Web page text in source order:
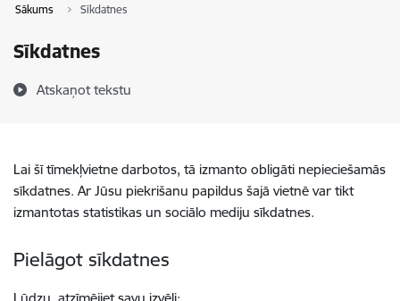
Sākums Sīkdatnes
Sīkdatnes
Atskaņot tekstu
Lai šī tīmekļvietne darbotos, tā izmanto obligāti nepieciešamās
sīkdatnes. Ar Jūsu piekrišanu papildus šajā vietnē var tikt
izmantotas statistikas un sociālo mediju sīkdatnes.
Pielāgot sīkdatnes